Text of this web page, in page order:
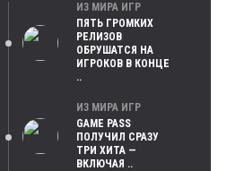
ИЗ МИРА ИГР
ПЯТЬ ГРОМКИХ
РЕЛИЗОВ
ОБРУШАТСЯ НА
ИГРОКОВ В КОНЦЕ
..
ИЗ МИРА ИГР
GAME PASS
ПОЛУЧИЛ СРАЗУ
ТРИ ХИТА —
ВКЛЮЧАЯ ..